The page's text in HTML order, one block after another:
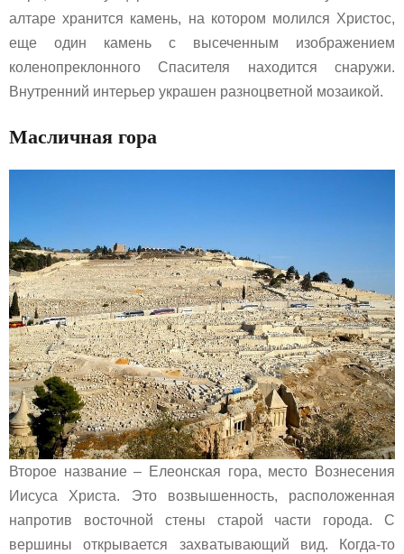
алтаре хранится камень, на котором молился Христос,
еще один камень с высеченным изображением
коленопреклонного Спасителя находится снаружи.
Внутренний интерьер украшен разноцветной мозаикой.
Масличная гора
Второе название – Елеонская гора, место Вознесения
Иисуса Христа. Это возвышенность, расположенная
напротив восточной стены старой части города. С
вершины открывается захватывающий вид. Когда-то